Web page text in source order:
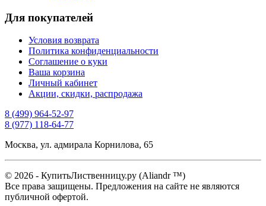
Для покупателей
Условия возврата
Политика конфиденциальности
Соглашение о куки
Ваша корзина
Личный кабинет
Акции, скидки, распродажа
8 (499) 964-52-97
8 (977) 118-64-77
Москва, ул. адмирала Корнилова, 65
© 2026 - КупитьЛиственницу.ру (Aliandr ™)
Все права защищены. Предложения на сайте не являются
публичной офертой.